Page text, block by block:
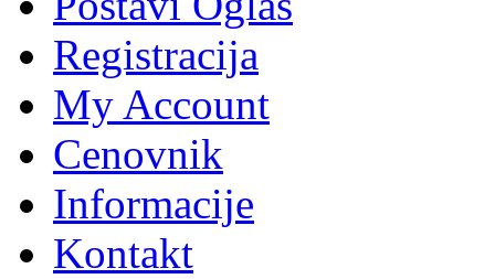
Registracija
My Account
Cenovnik
Informacije
Kontakt